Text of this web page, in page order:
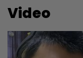
Video